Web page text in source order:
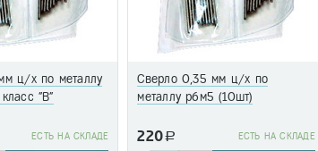
ц/х по металлу
"В"
EСТЬ НА СКЛАДЕ
Сверло 0,35 мм ц/х по
металлу р6м5 (10шт)
220a EСТЬ НА СКЛАДЕ